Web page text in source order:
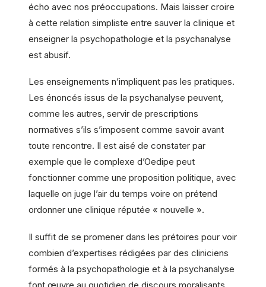
écho avec nos préoccupations. Mais laisser croire
à cette relation simpliste entre sauver la clinique et
enseigner la psychopathologie et la psychanalyse
est abusif.
Les enseignements n’impliquent pas les pratiques.
Les énoncés issus de la psychanalyse peuvent,
comme les autres, servir de prescriptions
normatives s’ils s’imposent comme savoir avant
toute rencontre. Il est aisé de constater par
exemple que le complexe d’Oedipe peut
fonctionner comme une proposition politique, avec
laquelle on juge l’air du temps voire on prétend
ordonner une clinique réputée « nouvelle ».
Il suffit de se promener dans les prétoires pour voir
combien d’expertises rédigées par des cliniciens
formés à la psychopathologie et à la psychanalyse